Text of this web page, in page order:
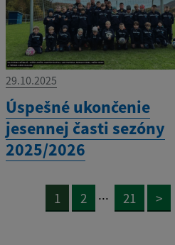
29.10.2025
Úspešné ukončenie
jesennej časti sezóny
2025/2026
1 2 ... 21 >